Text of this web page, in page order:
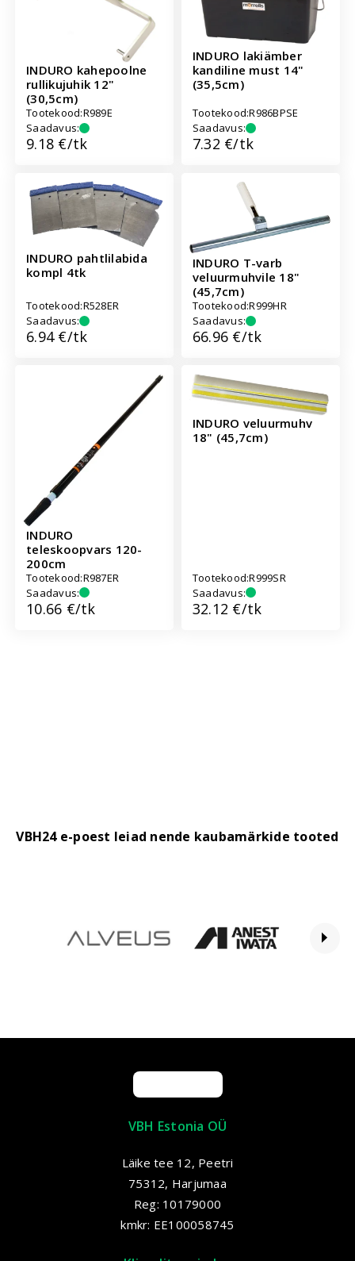
INDURO kahepoolne
rullikujuhik 12"
(30,5cm)
Tootekood:R989E
Saadavus:
Hind:
9.18 €/tk
INDURO lakiämber
kandiline must 14"
(35,5cm)
Tootekood:R986BPSE
Saadavus:
Hind:
7.32 €/tk
INDURO pahtlilabida
kompl 4tk
Tootekood:R528ER
Saadavus:
Hind:
6.94 €/tk
INDURO T-varb
veluurmuhvile 18"
(45,7cm)
Tootekood:R999HR
Saadavus:
Hind:
66.96 €/tk
INDURO
teleskoopvars 120-
200cm
Tootekood:R987ER
Saadavus:
Hind:
10.66 €/tk
INDURO veluurmuhv
18" (45,7cm)
Tootekood:R999SR
Saadavus:
Hind:
32.12 €/tk
VBH24 e-poest leiad nende kaubamärkide tooted
VBH Estonia OÜ
Läike tee 12, Peetri
75312, Harjumaa
Reg: 10179000
kmkr: EE100058745